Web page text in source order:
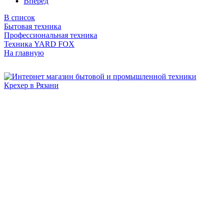
В список
Бытовая техника
Профессиональная техника
Техника YARD FOX
На главную